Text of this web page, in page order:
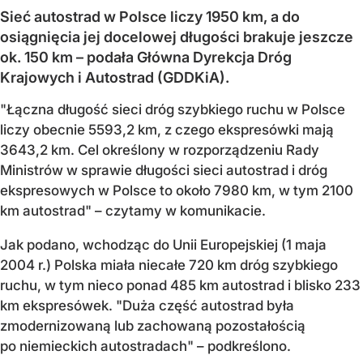
Sieć autostrad w Polsce liczy 1950 km, a do
osiągnięcia jej docelowej długości brakuje jeszcze
ok. 150 km – podała Główna Dyrekcja Dróg
Krajowych i Autostrad (GDDKiA).
"Łączna długość sieci dróg szybkiego ruchu w Polsce
liczy obecnie 5593,2 km, z czego ekspresówki mają
3643,2 km. Cel określony w rozporządzeniu Rady
Ministrów w sprawie długości sieci autostrad i dróg
ekspresowych w Polsce to około 7980 km, w tym 2100
km autostrad" – czytamy w komunikacie.
Jak podano, wchodząc do Unii Europejskiej (1 maja
2004 r.) Polska miała niecałe 720 km dróg szybkiego
ruchu, w tym nieco ponad 485 km autostrad i blisko 233
km ekspresówek. "Duża część autostrad była
zmodernizowaną lub zachowaną pozostałością
po niemieckich autostradach" – podkreślono.